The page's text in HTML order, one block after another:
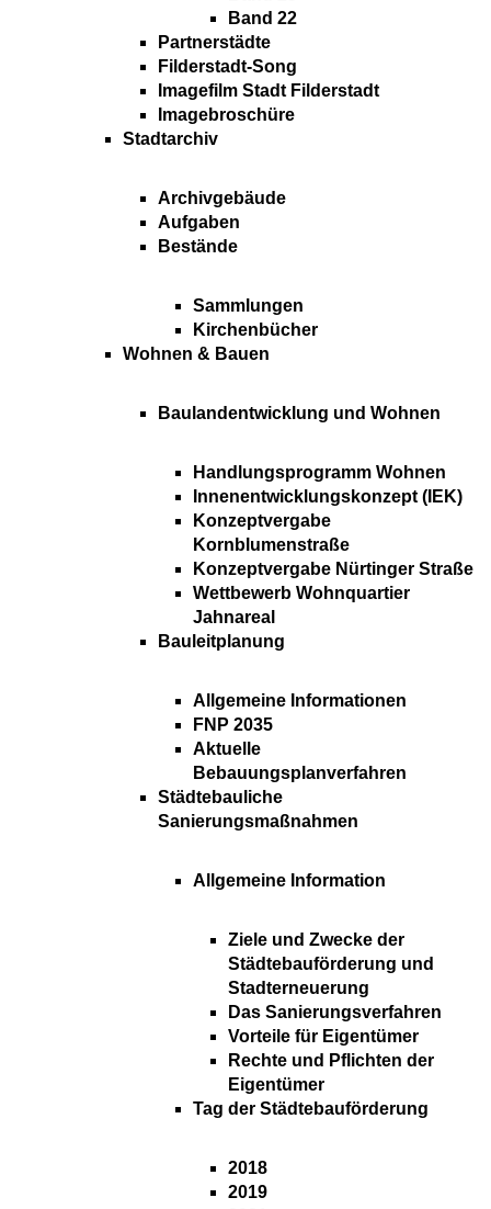
Band 22
Partnerstädte
Filderstadt-Song
Imagefilm Stadt Filderstadt
Imagebroschüre
Stadtarchiv
Archivgebäude
Aufgaben
Bestände
Sammlungen
Kirchenbücher
Wohnen & Bauen
Baulandentwicklung und Wohnen
Handlungsprogramm Wohnen
Innenentwicklungskonzept (IEK)
Konzeptvergabe
Kornblumenstraße
Konzeptvergabe Nürtinger Straße
Wettbewerb Wohnquartier
Jahnareal
Bauleitplanung
Allgemeine Informationen
FNP 2035
Aktuelle
Bebauungsplanverfahren
Städtebauliche
Sanierungsmaßnahmen
Allgemeine Information
Ziele und Zwecke der
Städtebauförderung und
Stadterneuerung
Das Sanierungsverfahren
Vorteile für Eigentümer
Rechte und Pflichten der
Eigentümer
Tag der Städtebauförderung
2018
2019